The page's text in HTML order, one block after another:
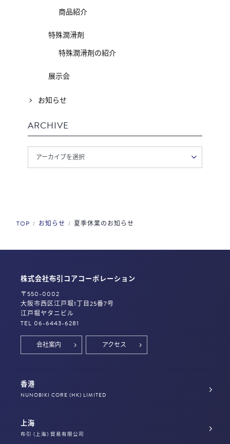
商品紹介
特殊潤滑剤
特殊潤滑剤の紹介
展示会
お知らせ
ARCHIVE
TOP お知らせ 夏季休業のお知らせ
株式会社布引コアコーポレーション
〒550-0002
大阪市西区江戸堀1丁目25番7号
江戸堀ヤタニビル
TEL 06-6443-6281
会社案内 アクセス
香港
NUNOBIKI CORE (HK) LIMITED
上海
布引 (上海) 貿易有限公司